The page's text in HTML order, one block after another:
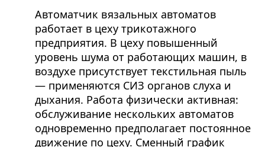
Автоматчик вязальных автоматов
работает в цеху трикотажного
предприятия. В цеху повышенный
уровень шума от работающих машин, в
воздухе присутствует текстильная пыль
— применяются СИЗ органов слуха и
дыхания. Работа физически активная:
обслуживание нескольких автоматов
одновременно предполагает постоянное
движение по цеху. Сменный график